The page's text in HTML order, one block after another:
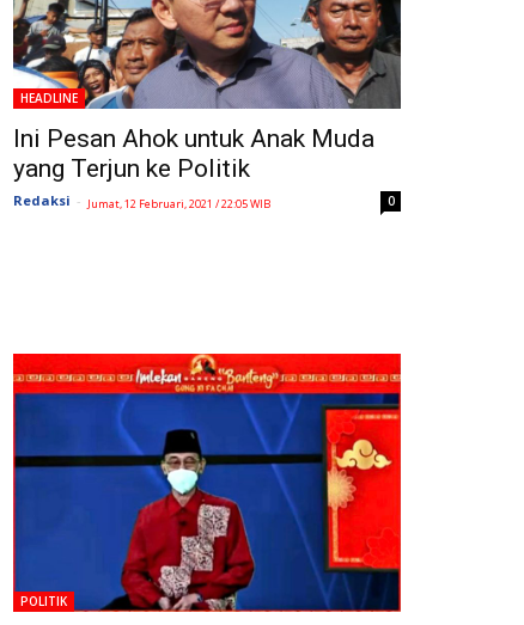
HEADLINE
Ini Pesan Ahok untuk Anak Muda
yang Terjun ke Politik
Redaksi - Jumat, 12 Februari, 2021 / 22:05 WIB 0
POLITIK